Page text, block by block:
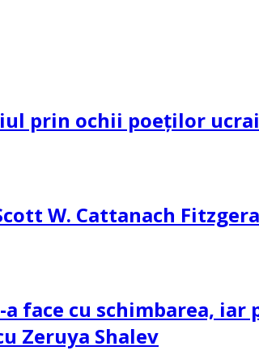
prin ochii poeților
W. Cattanach
face cu schimbarea,
Zeruya Shalev